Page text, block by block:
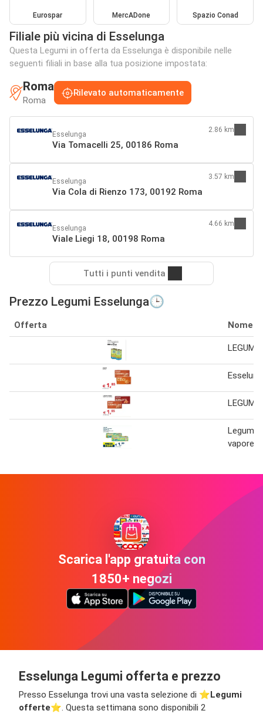
Eurospar MercADone Spazio Conad
Filiale più vicina di Esselunga
Questa Legumi in offerta da Esselunga è disponibile nelle
seguenti filiali in base alla tua posizione impostata:
Roma
Roma
Rilevato automaticamente
Esselunga
Via Tomacelli 25, 00186 Roma
2.86 km
Esselunga
Via Cola di Rienzo 173, 00192 Roma
3.57 km
Esselunga
Viale Liegi 18, 00198 Roma
4.66 km
Tutti i punti vendita
Prezzo Legumi Esselunga🕒
Offerta Nome
LEGUMI
LEGUMI
Legumi
vapore
Scarica l'app gratuita con
1850+ negozi
Esselunga Legumi offerta e prezzo
Presso Esselunga trovi una vasta selezione di ⭐️Legumi
offerte⭐️. Questa settimana sono disponibili 2